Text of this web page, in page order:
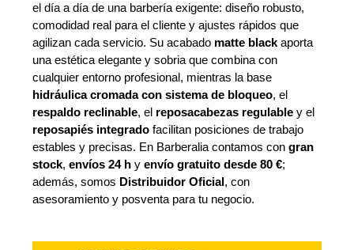
el día a día de una barbería exigente: diseño robusto,
comodidad real para el cliente y ajustes rápidos que
agilizan cada servicio. Su acabado matte black aporta
una estética elegante y sobria que combina con
cualquier entorno profesional, mientras la base
hidráulica cromada con sistema de bloqueo, el
respaldo reclinable, el reposacabezas regulable y el
reposapiés integrado facilitan posiciones de trabajo
estables y precisas. En Barberalia contamos congran
stock,envíos 24 h yenvío gratuito desde 80 €;
además, somos Distribuidor Oficial, con
asesoramiento y posventa para tu negocio.